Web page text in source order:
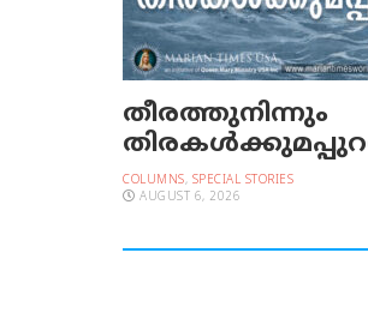
തീരത്തുനിന്നും
COLUMNS, SPECIAL STORIES
AUGUST 6, 2026